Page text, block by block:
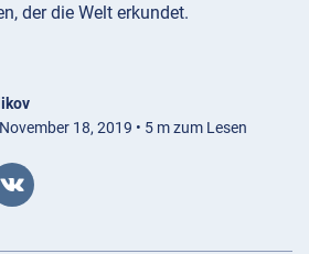
der die Welt erkundet.
18, 2019 • 5 m zum Lesen